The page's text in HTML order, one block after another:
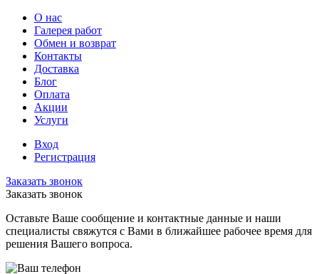
О нас
Галерея работ
Обмен и возврат
Контакты
Доставка
Блог
Оплата
Акции
Услуги
Вход
Регистрация
Заказать звонок
Заказать звонок
Оставьте Ваше сообщение и контактные данные и наши
специалисты свяжутся с Вами в ближайшее рабочее время для
решения Вашего вопроса.